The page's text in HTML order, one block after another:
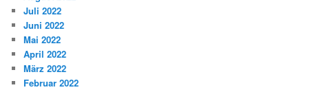
Juli 2022
Juni 2022
Mai 2022
April 2022
März 2022
Februar 2022